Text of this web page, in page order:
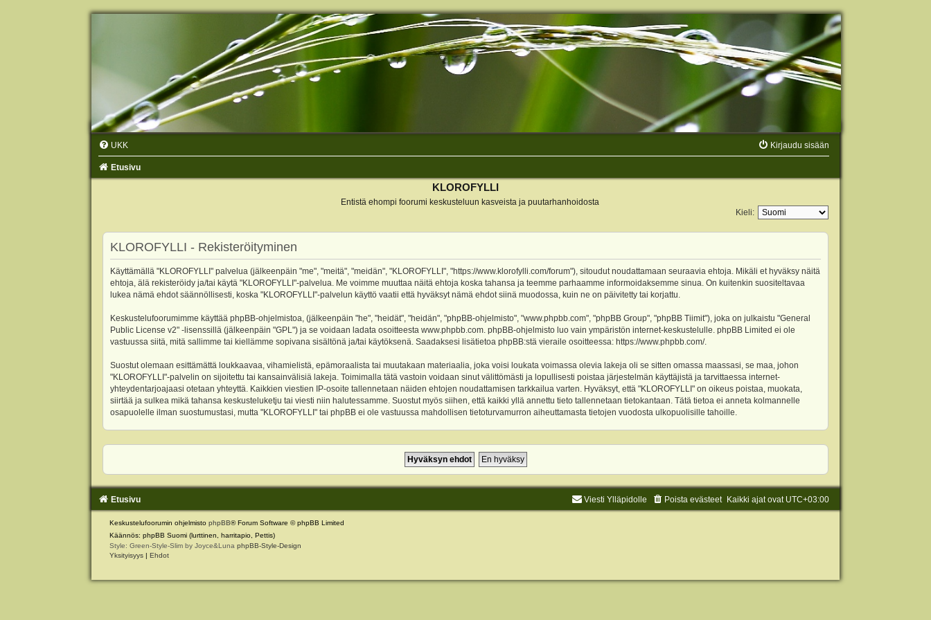
UKK Kirjaudu sisään
Etusivu
KLOROFYLLI
Entistä ehompi foorumi keskusteluun kasveista ja puutarhanhoidosta
Kieli:
KLOROFYLLI - Rekisteröityminen
Käyttämällä "KLOROFYLLI" palvelua (jälkeenpäin "me", "meitä", "meidän", "KLOROFYLLI", "https://www.klorofylli.com/forum"), sitoudut noudattamaan seuraavia ehtoja. Mikäli et hyväksy näitä
ehtoja, älä rekisteröidy ja/tai käytä "KLOROFYLLI"-palvelua. Me voimme muuttaa näitä ehtoja koska tahansa ja teemme parhaamme informoidaksemme sinua. On kuitenkin suositeltavaa
lukea nämä ehdot säännöllisesti, koska "KLOROFYLLI"-palvelun käyttö vaatii että hyväksyt nämä ehdot siinä muodossa, kuin ne on päivitetty tai korjattu.
Keskustelufoorumimme käyttää phpBB-ohjelmistoa, (jälkeenpäin "he", "heidät", "heidän", "phpBB-ohjelmisto", "www.phpbb.com", "phpBB Group", "phpBB Tiimit"), joka on julkaistu "General
Public License v2" -lisenssillä (jälkeenpäin "GPL") ja se voidaan ladata osoitteesta www.phpbb.com. phpBB-ohjelmisto luo vain ympäristön internet-keskustelulle. phpBB Limited ei ole
vastuussa siitä, mitä sallimme tai kiellämme sopivana sisältönä ja/tai käytöksenä. Saadaksesi lisätietoa phpBB:stä vieraile osoitteessa: https://www.phpbb.com/.
Suostut olemaan esittämättä loukkaavaa, vihamielistä, epämoraalista tai muutakaan materiaalia, joka voisi loukata voimassa olevia lakeja oli se sitten omassa maassasi, se maa, johon
"KLOROFYLLI"-palvelin on sijoitettu tai kansainvälisiä lakeja. Toimimalla tätä vastoin voidaan sinut välittömästi ja lopullisesti poistaa järjestelmän käyttäjistä ja tarvittaessa internet-
yhteydentarjoajaasi otetaan yhteyttä. Kaikkien viestien IP-osoite tallennetaan näiden ehtojen noudattamisen tarkkailua varten. Hyväksyt, että "KLOROFYLLI" on oikeus poistaa, muokata,
siirtää ja sulkea mikä tahansa keskusteluketju tai viesti niin halutessamme. Suostut myös siihen, että kaikki yllä annettu tieto tallennetaan tietokantaan. Tätä tietoa ei anneta kolmannelle
osapuolelle ilman suostumustasi, mutta "KLOROFYLLI" tai phpBB ei ole vastuussa mahdollisen tietoturvamurron aiheuttamasta tietojen vuodosta ulkopuolisille tahoille.
Etusivu Kaikki ajat ovat UTC+03:00
Poista evästeet
Viesti Ylläpidolle
Keskustelufoorumin ohjelmisto phpBB® Forum Software © phpBB Limited
Käännös: phpBB Suomi (lurttinen, harritapio, Pettis)
Style: Green-Style-Slim by Joyce&Luna phpBB-Style-Design
Yksityisyys | Ehdot